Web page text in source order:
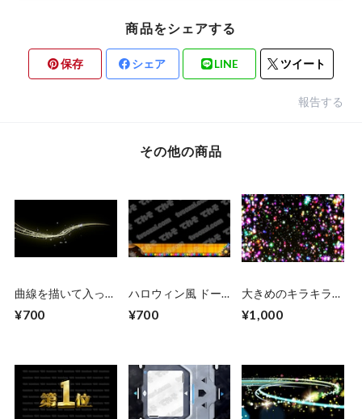
商品をシェアする
保存 シェア LINE ツイート
報告する
その他の商品
曲線を描いて入って
黄色
¥700
ハロウィン風 ドー
テロップベースが出
¥700
大きめのキラキラ
メイン
¥1,000